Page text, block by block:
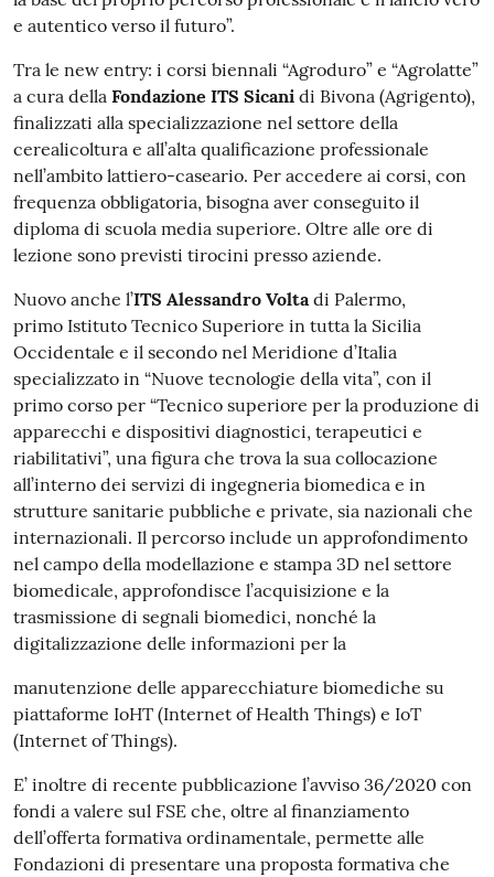
e autentico verso il futuro”.
Tra le new entry: i corsi biennali “Agroduro” e “Agrolatte”
a cura della Fondazione ITS Sicani di Bivona (Agrigento),
finalizzati alla specializzazione nel settore della
cerealicoltura e all’alta qualificazione professionale
nell’ambito lattiero-caseario. Per accedere ai corsi, con
frequenza obbligatoria, bisogna aver conseguito il
diploma di scuola media superiore. Oltre alle ore di
lezione sono previsti tirocini presso aziende.
Nuovo anche l’ITS Alessandro Volta di Palermo,
primo Istituto Tecnico Superiore in tutta la Sicilia
Occidentale e il secondo nel Meridione d’Italia
specializzato in “Nuove tecnologie della vita”, con il
primo corso per “Tecnico superiore per la produzione di
apparecchi e dispositivi diagnostici, terapeutici e
riabilitativi”, una figura che trova la sua collocazione
all’interno dei servizi di ingegneria biomedica e in
strutture sanitarie pubbliche e private, sia nazionali che
internazionali. Il percorso include un approfondimento
nel campo della modellazione e stampa 3D nel settore
biomedicale, approfondisce l’acquisizione e la
trasmissione di segnali biomedici, nonché la
digitalizzazione delle informazioni per la
manutenzione delle apparecchiature biomediche su
piattaforme IoHT (Internet of Health Things) e IoT
(Internet of Things).
E’ inoltre di recente pubblicazione l’avviso 36/2020 con
fondi a valere sul FSE che, oltre al finanziamento
dell’offerta formativa ordinamentale, permette alle
Fondazioni di presentare una proposta formativa che